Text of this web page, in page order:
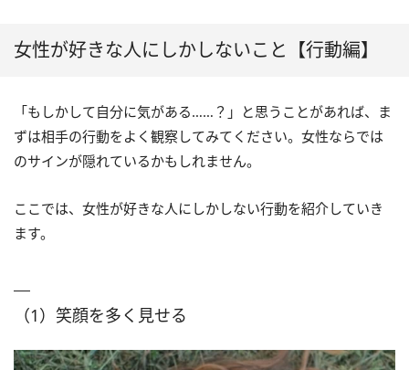
（7）ツンツンした態度をとる
（5）たまにハートマークを送る
（3）ランチに誘う
（5）休日のお誘いをかける
女性が好きな人にしかしないこと【行動編】
「もしかして自分に気がある……？」と思うことがあれば、ま
ずは相手の行動をよく観察してみてください。女性ならでは
のサインが隠れているかもしれません。
ここでは、女性が好きな人にしかしない行動を紹介していき
ます。
（1）笑顔を多く見せる